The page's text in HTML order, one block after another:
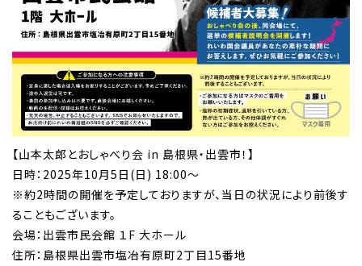
【山本太郎とおしゃべり会 in 島根県・出雲市！】
日時：2025年10月5日(日) 18:00～
※約2時間の開催を予定しておりますが、当日の状況により前後す
ることもございます。
会場：出雲市民会館 １F 大ホール
住所：島根県出雲市塩冶有原町2丁目15番地